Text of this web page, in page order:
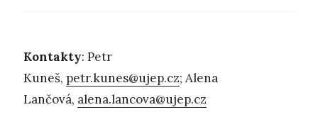
Kontakty: Petr
Kuneš, petr.kunes@ujep.cz; Alena
Lančová, alena.lancova@ujep.cz